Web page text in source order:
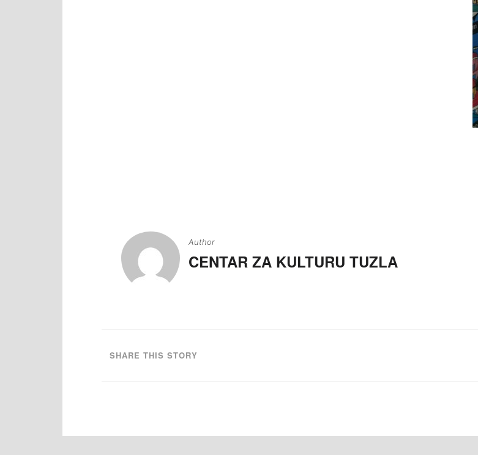
Author
CENTAR ZA KULTURU TUZLA
SHARE THIS STORY